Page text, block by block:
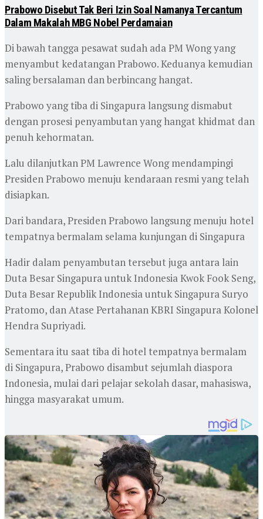
Prabowo Disebut Tak Beri Izin Soal Namanya Tercantum
Dalam Makalah MBG Nobel Perdamaian
Di bawah tangga pesawat sudah ada PM Wong yang
menyambut kedatangan Prabowo. Keduanya kemudian
saling bersalaman dan berbincang hangat.
Prabowo yang tiba di Singapura langsung dismabut
dengan prosesi penyambutan yang hangat khidmat dan
penuh kehormatan.
Lalu dilanjutkan PM Lawrence Wong mendampingi
Presiden Prabowo menuju kendaraan resmi yang telah
disiapkan.
Dari bandara, Presiden Prabowo langsung menuju hotel
tempatnya bermalam selama kunjungan di Singapura
Hadir dalam penyambutan tersebut juga antara lain
Duta Besar Singapura untuk Indonesia Kwok Fook Seng,
Duta Besar Republik Indonesia untuk Singapura Suryo
Pratomo, dan Atase Pertahanan KBRI Singapura Kolonel
Hendra Supriyadi.
Sementara itu saat tiba di hotel tempatnya bermalam
di Singapura, Prabowo disambut sejumlah diaspora
Indonesia, mulai dari pelajar sekolah dasar, mahasiswa,
hingga masyarakat umum.